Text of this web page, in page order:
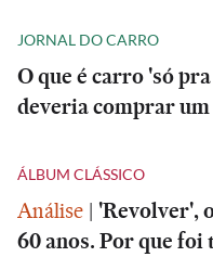
JORNAL DO CARRO
O que é carro 'só
deveria comprar um
ÁLBUM CLÁSSICO
Análise | 'Revolver',
60 anos. Por que